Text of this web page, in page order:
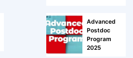
Advanced
Postdoc
Program
2025